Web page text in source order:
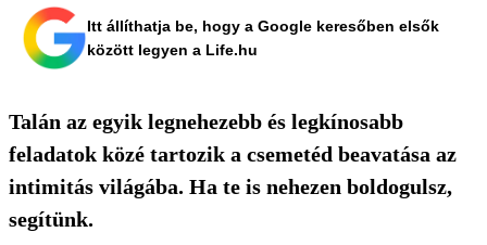
Itt állíthatja be, hogy a Google keresőben elsők
között legyen a Life.hu
Talán az egyik legnehezebb és legkínosabb
feladatok közé tartozik a csemetéd beavatása az
intimitás világába. Ha te is nehezen boldogulsz,
segítünk.